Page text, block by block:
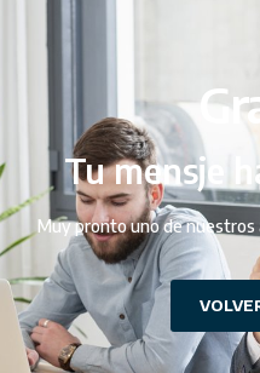
Tu mensje
Muy pronto uno de nuestros